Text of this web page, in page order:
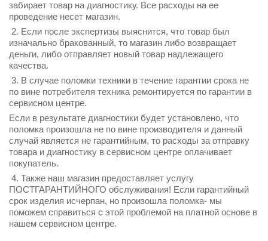
забирает товар на диагностику. Все расходы на ее
проведение несет магазин.
2. Если после экспертизы выяснится, что товар был
изначально бракованный, то магазин либо возвращает
деньги, либо отправляет новый товар надлежащего
качества.
3. В случае поломки техники в течение гарантии срока не
по вине потребителя техника ремонтируется по гарантии в
сервисном центре.
Если в результате диагностики будет установлено, что
поломка произошла не по вине производителя и данный
случай является не гарантийным, то расходы за отправку
товара и диагностику в сервисном центре оплачивает
покупатель.
4. Также наш магазин предоставляет услугу
ПОСТГАРАНТИЙНОГО обслуживания! Если гарантийный
срок изделия исчерпан, но произошла поломка- мы
поможем справиться с этой проблемой на платной основе в
нашем сервисном центре.